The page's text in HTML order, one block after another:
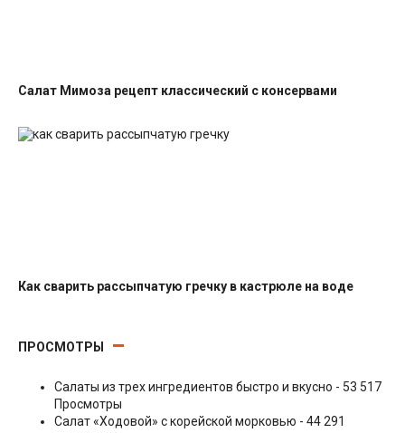
Салат Мимоза рецепт классический с консервами
Как сварить рассыпчатую гречку в кастрюле на воде
ПРОСМОТРЫ
Салаты из трех ингредиентов быстро и вкусно - 53 517
Просмотры
Салат «Ходовой» с корейской морковью - 44 291